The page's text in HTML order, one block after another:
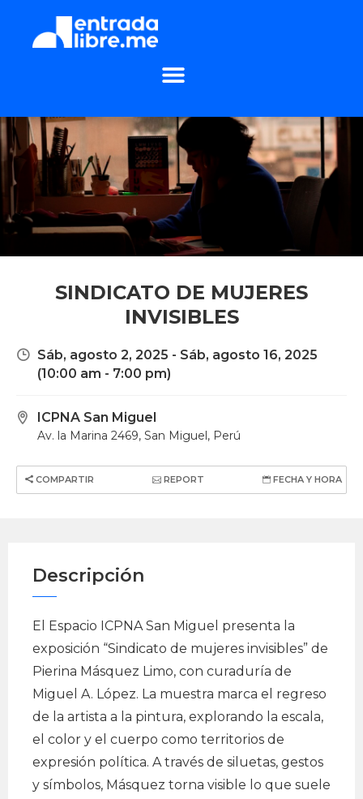
SINDICATO DE MUJERES
INVISIBLES
Sáb, agosto 2, 2025 - Sáb, agosto 16, 2025
(10:00 am - 7:00 pm)
ICPNA San Miguel
Av. la Marina 2469, San Miguel, Perú
COMPARTIR REPORT FECHA Y HORA
Descripción
El Espacio ICPNA San Miguel presenta la
exposición “Sindicato de mujeres invisibles” de
Pierina Másquez Limo, con curaduría de
Miguel A. López. La muestra marca el regreso
de la artista a la pintura, explorando la escala,
el color y el cuerpo como territorios de
expresión política. A través de siluetas, gestos
y símbolos, Másquez torna visible lo que suele